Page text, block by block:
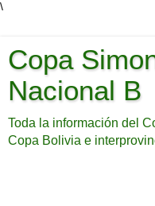
\
Copa
Nacional B
Toda la información del
Copa Bolivia e